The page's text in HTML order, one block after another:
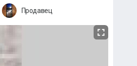
Продавец